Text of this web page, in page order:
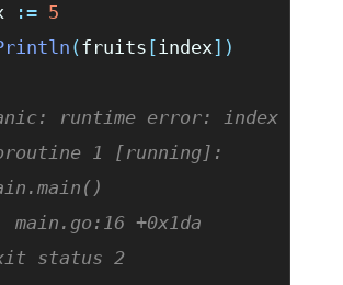
:= 5
(fruits [index])
runtime error: index out
1 [running]:
+0x1da
status 2